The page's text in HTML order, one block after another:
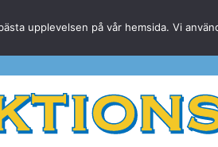
NUVARANDE AUKTION
upplevelsen på vår hemsida. Vi